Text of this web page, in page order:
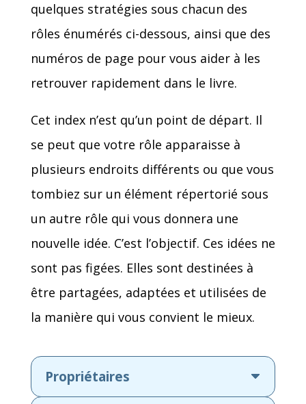
quelques stratégies sous chacun des
rôles énumérés ci-dessous, ainsi que des
numéros de page pour vous aider à les
retrouver rapidement dans le livre.
Cet index n’est qu’un point de départ. Il
se peut que votre rôle apparaisse à
plusieurs endroits différents ou que vous
tombiez sur un élément répertorié sous
un autre rôle qui vous donnera une
nouvelle idée. C’est l’objectif. Ces idées ne
sont pas figées. Elles sont destinées à
être partagées, adaptées et utilisées de
la manière qui vous convient le mieux.
Propriétaires